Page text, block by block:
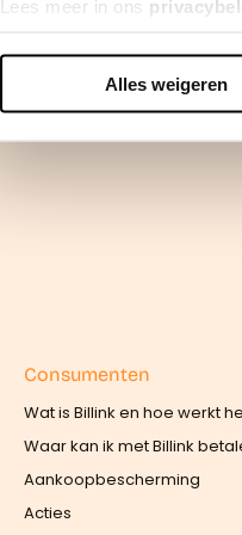
Lees meer in ons
We werken samen met42
Alles weigeren
Consumenten
Wat is Billink en hoe werkt
Waar kan ik met Billink
Aankoopbescherming
Acties